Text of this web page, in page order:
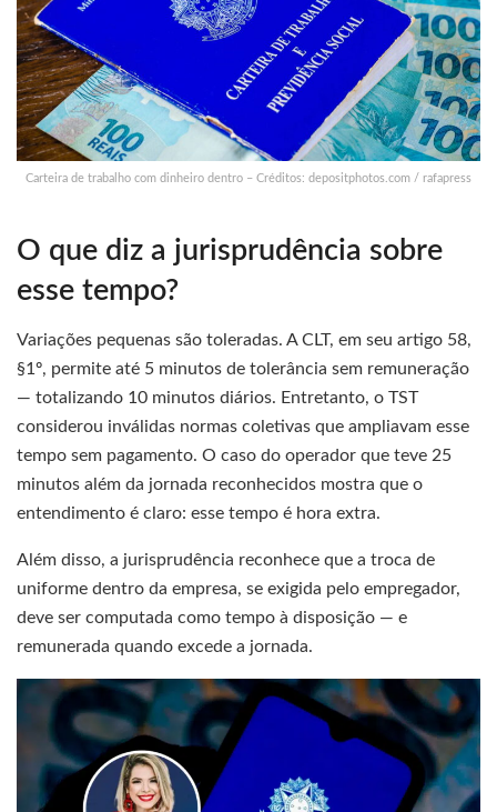
Carteira de trabalho com dinheiro dentro – Créditos: depositphotos.com / rafapress
O que diz a jurisprudência sobre
esse tempo?
Variações pequenas são toleradas. A CLT, em seu artigo 58,
§1º, permite até 5 minutos de tolerância sem remuneração
— totalizando 10 minutos diários. Entretanto, o TST
considerou inválidas normas coletivas que ampliavam esse
tempo sem pagamento. O caso do operador que teve 25
minutos além da jornada reconhecidos mostra que o
entendimento é claro: esse tempo é hora extra.
Além disso, a jurisprudência reconhece que a troca de
uniforme dentro da empresa, se exigida pelo empregador,
deve ser computada como tempo à disposição — e
remunerada quando excede a jornada.